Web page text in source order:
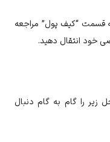
قسمت “کیف پول” مراجعه
خود انتقال دهید.
زیر را گام به گام دنبال